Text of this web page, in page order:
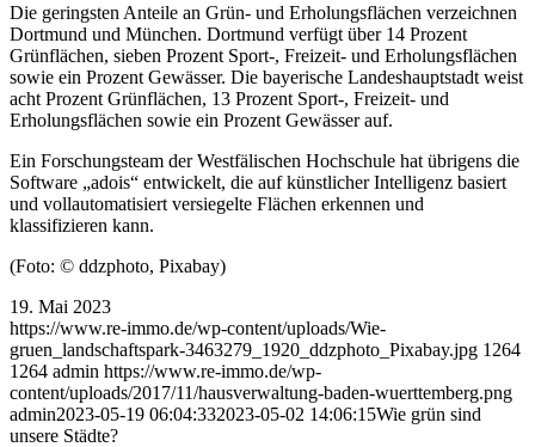
Die geringsten Anteile an Grün- und Erholungsflächen verzeichnen
Dortmund und München. Dortmund verfügt über 14 Prozent
Grünflächen, sieben Prozent Sport-, Freizeit- und Erholungsflächen
sowie ein Prozent Gewässer. Die bayerische Landeshauptstadt weist
acht Prozent Grünflächen, 13 Prozent Sport-, Freizeit- und
Erholungsflächen sowie ein Prozent Gewässer auf.
Ein Forschungsteam der Westfälischen Hochschule hat übrigens die
Software „adois“ entwickelt, die auf künstlicher Intelligenz basiert
und vollautomatisiert versiegelte Flächen erkennen und
klassifizieren kann.
(Foto: © ddzphoto, Pixabay)
19. Mai 2023
https://www.re-immo.de/wp-content/uploads/Wie-
gruen_landschaftspark-3463279_1920_ddzphoto_Pixabay.jpg 1264
1264 admin https://www.re-immo.de/wp-
content/uploads/2017/11/hausverwaltung-baden-wuerttemberg.png
admin2023-05-19 06:04:332023-05-02 14:06:15Wie grün sind
unsere Städte?